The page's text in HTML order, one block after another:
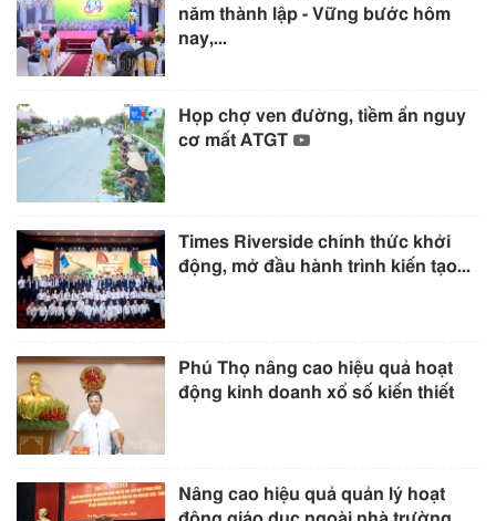
năm thành lập - Vững bước hôm
nay,...
Họp chợ ven đường, tiềm ẩn nguy
cơ mất ATGT
Times Riverside chính thức khởi
động, mở đầu hành trình kiến tạo...
Phú Thọ nâng cao hiệu quả hoạt
động kinh doanh xổ số kiến thiết
Nâng cao hiệu quả quản lý hoạt